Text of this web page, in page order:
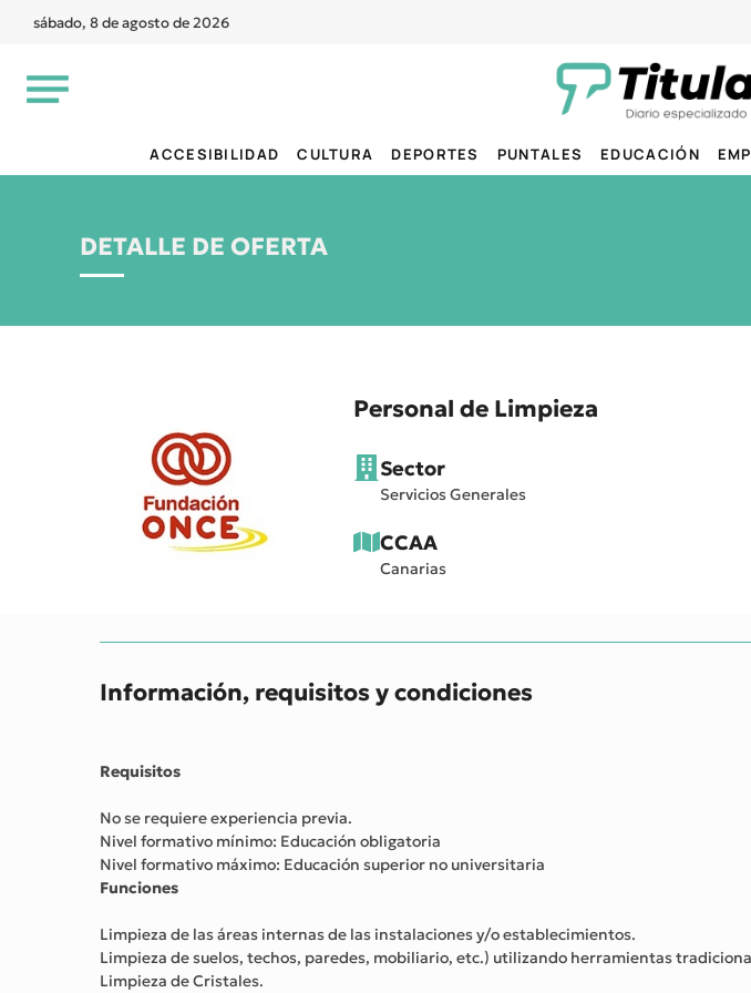
sábado, 8 de agosto de 2026
ACCESIBILIDAD CULTURA DEPORTES PUNTALES EDUCACIÓN
DETALLE DE OFERTA
Personal de Limpieza
Sector
Servicios Generales
CCAA
Canarias
Información, requisitos y condiciones
Requisitos
No se requiere experiencia previa.
Nivel formativo mínimo: Educación obligatoria
Nivel formativo máximo: Educación superior no universitaria
Funciones
Limpieza de las áreas internas de las instalaciones y/o establecimientos.
Limpieza de suelos, techos, paredes, mobiliario, etc.) utilizando herramientas
Limpieza de Cristales.